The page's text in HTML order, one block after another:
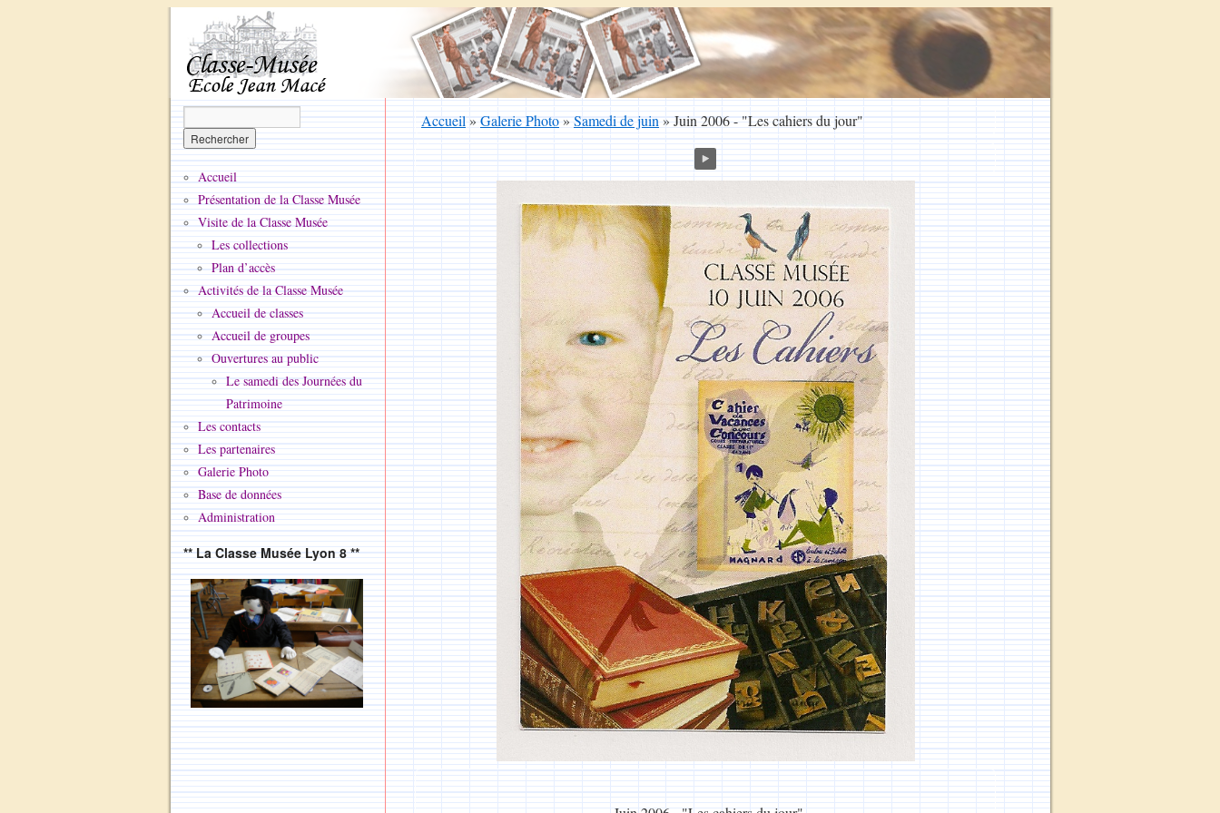
Accueil»Galerie Photo»Samedi de juin»Juin 2006 - "Les cahiers du jour"
Accueil
Présentation de la Classe Musée
Visite de la Classe Musée
Les collections
Plan d’accès
Activités de la Classe Musée
Accueil de classes
Accueil de groupes
Ouvertures au public
Le samedi des Journées du
Patrimoine
Les contacts
Les partenaires
Galerie Photo
Base de données
Administration
** La Classe Musée Lyon 8 **